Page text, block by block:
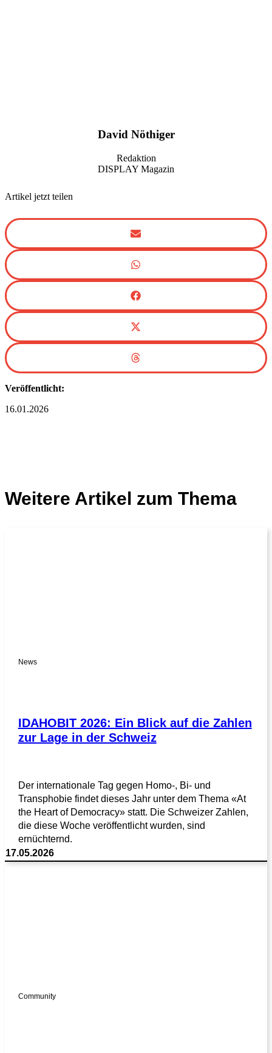
David Nöthiger
Redaktion
DISPLAY Magazin
Artikel jetzt teilen
Veröffentlicht:
16.01.2026
Weitere Artikel zum Thema
News
IDAHOBIT 2026: Ein Blick auf die Zahlen
zur Lage in der Schweiz
Der internationale Tag gegen Homo-, Bi- und
Transphobie findet dieses Jahr unter dem Thema «At
the Heart of Democracy» statt. Die Schweizer Zahlen,
die diese Woche veröffentlicht wurden, sind
ernüchternd.
17.05.2026
Community